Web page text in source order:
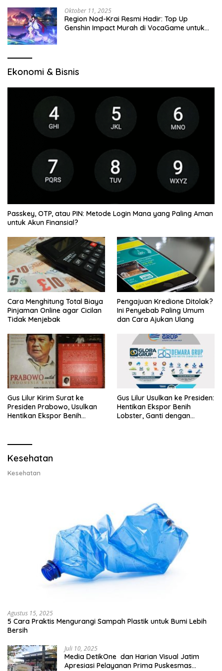
Oktober 11, 2025
Region Nod-Krai Resmi Hadir: Top Up
Genshin Impact Murah di VocaGame untuk
Ekonomi & Bisnis
Passkey, OTP, atau PIN: Metode Login Mana yang Paling Aman
untuk Akun Finansial?
Cara Menghitung Total Biaya
Pinjaman Online agar Cicilan
Tidak Menjebak
Pengajuan Kredione Ditolak?
Ini Penyebab Paling Umum
dan Cara Ajukan Ulang
Gus Lilur Kirim Surat ke
Presiden Prabowo, Usulkan
Hentikan Ekspor Benih
Gus Lilur Usulkan ke Presiden:
Hentikan Ekspor Benih
Lobster, Ganti dengan
Kesehatan
Kesehatan
Agustus 15, 2025
5 Cara Praktis Mengurangi Sampah Plastik untuk Bumi Lebih
Bersih
Juli 10, 2025
Media DetikOne dan Harian Visual Jatim
Apresiasi Pelayanan Prima Puskesmas